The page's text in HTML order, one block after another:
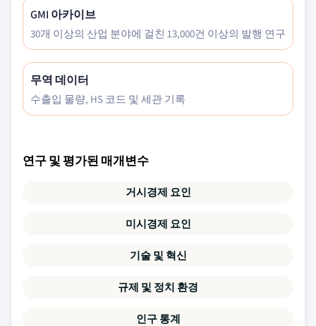
GMI 아카이브
30개 이상의 산업 분야에 걸친 13,000건 이상의 발행 연구
무역 데이터
수출입 물량, HS 코드 및 세관 기록
연구 및 평가된 매개변수
거시경제 요인
미시경제 요인
기술 및 혁신
규제 및 정치 환경
인구 통계